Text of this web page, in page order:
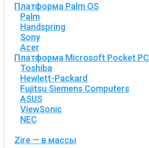
Платформа Palm OS
Palm
Handspring
Sony
Acer
Платформа Microsoft Pocket PC
Toshiba
Hewlett-Packard
Fujitsu Siemens Computers
ASUS
ViewSonic
NEC
Zire — в массы